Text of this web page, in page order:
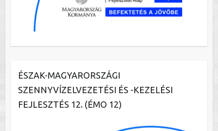
ÉSZAK-MAGYARORSZÁGI
SZENNYVÍZELVEZETÉSI ÉS -KEZELÉSI
FEJLESZTÉS 12. (ÉMO 12)